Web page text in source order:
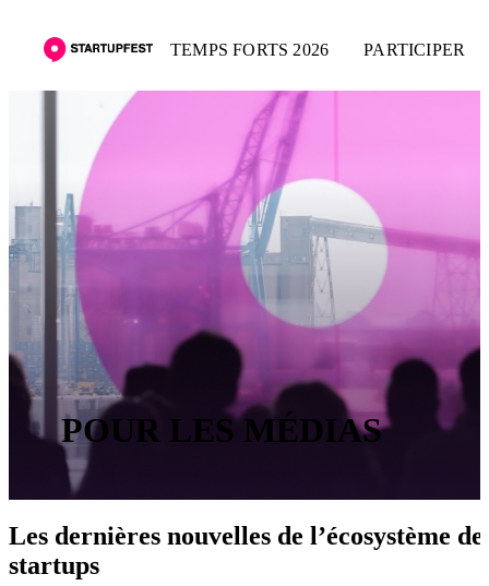
TEMPS FORTS 2026 PARTICIPER
POUR LES MÉDIAS
Les dernières nouvelles de l’écosystème
startups